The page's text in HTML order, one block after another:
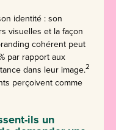
identité : son
visuelles et la façon
cohérent peut
par rapport aux
dans leur image.2
perçoivent comme
ils un